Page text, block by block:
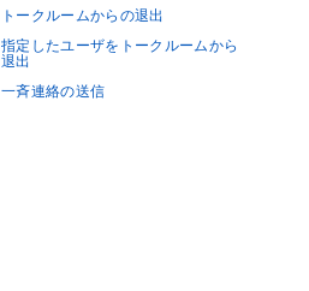
トークルームからの退出
指定したユーザをトークルームから
退出
一斉連絡の送信